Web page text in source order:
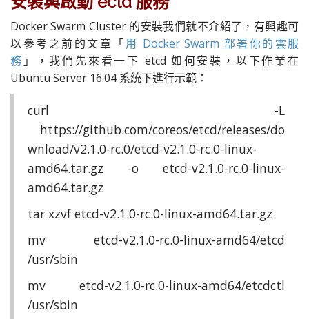
Docker Swarm Cluster 的安裝我們就不介紹了，有興趣可
以參考之前的文章「用 Docker Swarm 部署你的雲服
務 」
，我們先來看一下 etcd 如何安裝，以下作業在
Ubuntu Server 16.04 系統下進行示範：
curl -L
https://github.com/coreos/etcd/releases/do
wnload/v2.1.0-rc.0/etcd-v2.1.0-rc.0-linux-
amd64.tar.gz -o etcd-v2.1.0-rc.0-linux-
amd64.tar.gz
tar xzvf etcd-v2.1.0-rc.0-linux-amd64.tar.gz
mv etcd-v2.1.0-rc.0-linux-amd64/etcd
/usr/sbin
mv etcd-v2.1.0-rc.0-linux-amd64/etcdctl
/usr/sbin